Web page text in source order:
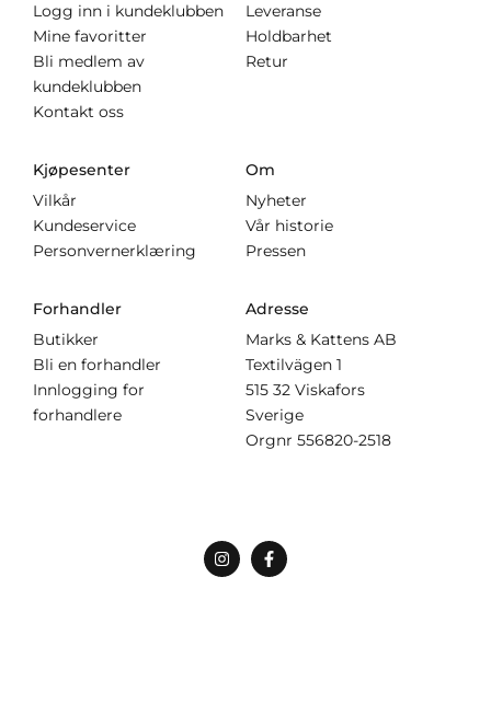
Logg inn i kundeklubben
Mine favoritter
Bli medlem av
kundeklubben
Kontakt oss
Leveranse
Holdbarhet
Retur
Kjøpesenter
Vilkår
Kundeservice
Personvernerklæring
Om
Nyheter
Vår historie
Pressen
Forhandler
Butikker
Bli en forhandler
Innlogging for
forhandlere
Adresse
Marks & Kattens AB
Textilvägen 1
515 32 Viskafors
Sverige
Orgnr 556820-2518